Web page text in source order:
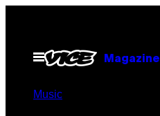
contentOpen
Menu
Magazine
Music